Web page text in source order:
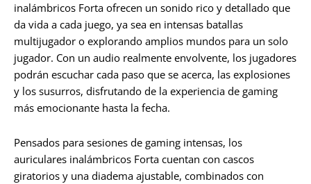
inalámbricos Forta ofrecen un sonido rico y detallado que
da vida a cada juego, ya sea en intensas batallas
multijugador o explorando amplios mundos para un solo
jugador. Con un audio realmente envolvente, los jugadores
podrán escuchar cada paso que se acerca, las explosiones
y los susurros, disfrutando de la experiencia de gaming
más emocionante hasta la fecha.
Pensados para sesiones de gaming intensas, los
auriculares inalámbricos Forta cuentan con cascos
giratorios y una diadema ajustable, combinados con